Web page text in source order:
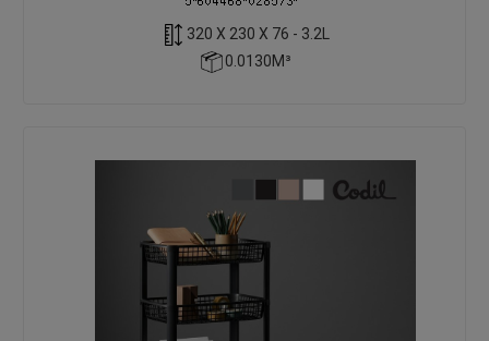
320 X 230 X 76 - 3.2L
0.0130M³